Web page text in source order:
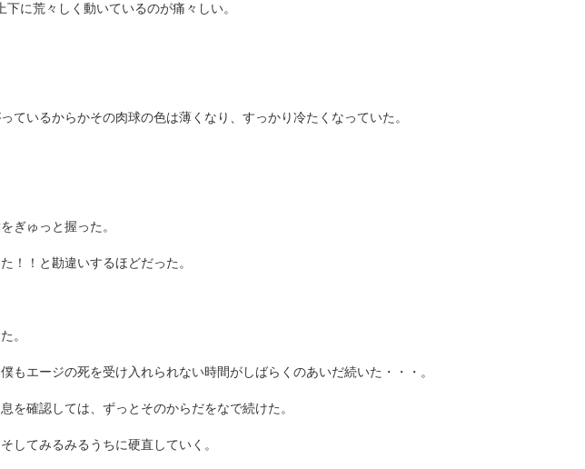
に荒々しく動いているのが痛々しい。
ているからかその肉球の色は薄くなり、すっかり冷たくなっていた。
ぎゅっと握った。
！！と勘違いするほどだった。
。
もエージの死を受け入れられない時間がしばらくのあいだ続いた・・・。
を確認しては、ずっとそのからだをなで続けた。
してみるみるうちに硬直していく。